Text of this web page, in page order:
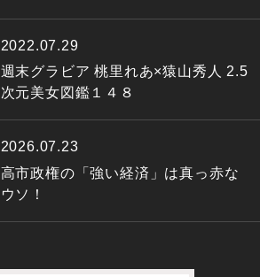
2022.07.29
週末グラビア 桃里れあ×猿山秀人 2.5
次元美女図鑑１４８
2026.07.23
高市政権の「強い経済」は真っ赤な
ウソ！